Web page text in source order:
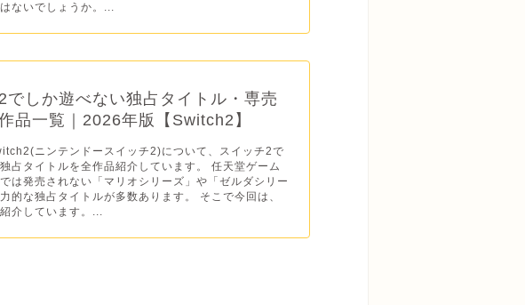
ないでしょうか。...
でしか遊べない独占タイトル・専売
品一覧｜2026年版【Switch2】
ニンテンドースイッチ2)について、スイッチ2で
占タイトルを全作品紹介しています。 任天堂ゲーム
は発売されない「マリオシリーズ」や「ゼルダシリー
的な独占タイトルが多数あります。 そこで今回は、
介しています。...